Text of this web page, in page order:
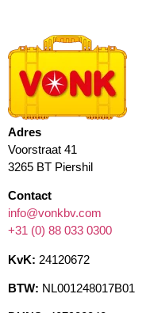
Adres
Voorstraat 41
3265 BT Piershil
Contact
info@vonkbv.com
+31 (0) 88 033 0300
KvK: 24120672
BTW: NL001248017B01